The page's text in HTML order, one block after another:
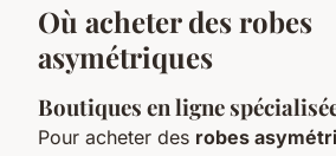
Où acheter des robes
asymétriques
Boutiques en ligne
Pour acheter des robes